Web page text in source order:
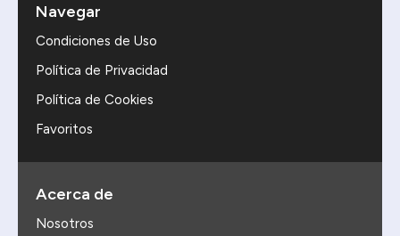
Navegar
Condiciones de Uso
Política de Privacidad
Política de Cookies
Favoritos
Acerca de
Nosotros